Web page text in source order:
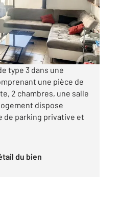
louer
type 3 dans une
une pièce de
2 chambres, une salle
dispose
de parking privative et
du bien